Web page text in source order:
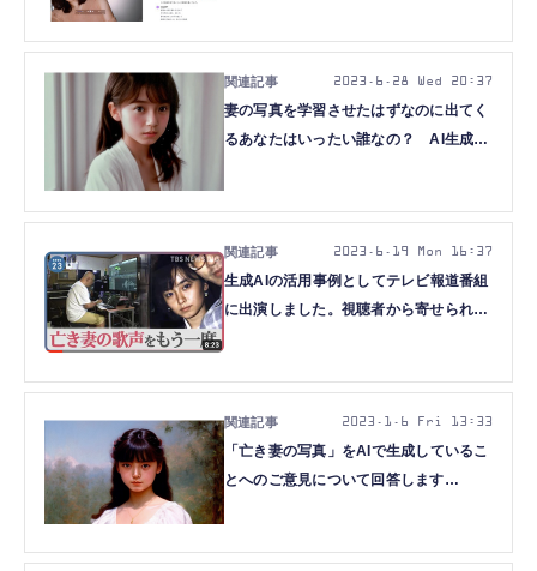
妻の写真を学習させたはずなのに出てく
るあなたはいったい誰なの？ AI生成グ
2023.6.28 Wed 20:37
生成AIの活用事例としてテレビ報道番組
に出演しました。視聴者から寄せられた
2023.6.19 Mon 16:37
「亡き妻の写真」をAIで生成しているこ
とへのご意見について回答します
2023.1.6 Fri 13:33